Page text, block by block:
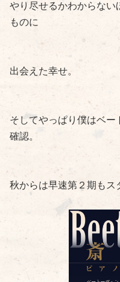
やり尽せるかわからない
ものに
出会えた幸せ。
そしてやっぱり僕はベ
確認。
秋からは早速第２期もス